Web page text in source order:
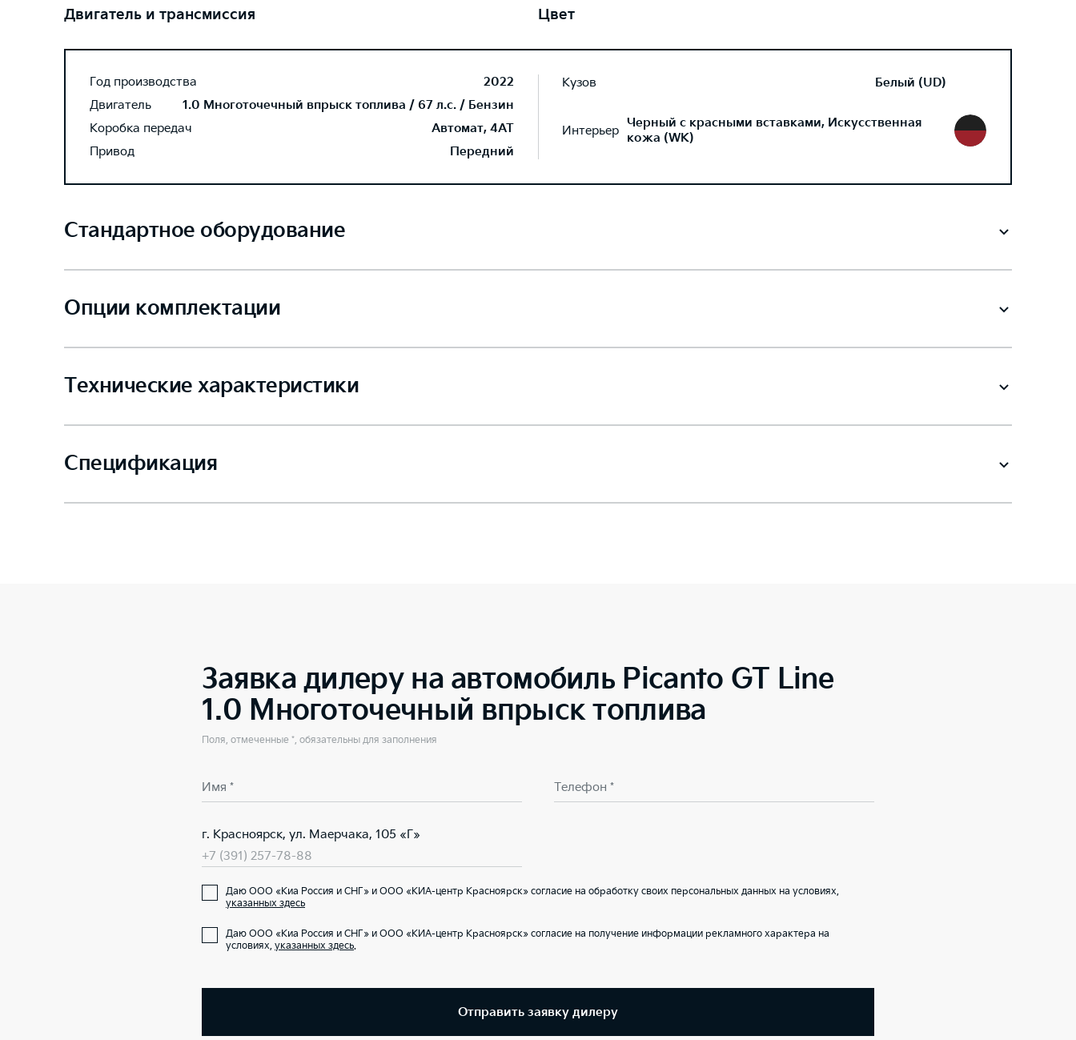
Двигатель и трансмиссия
Год производства
2022
Двигатель
1.0 Многоточечный впрыск топлива / 67 л.с. / Бензин
Коробка передач
Автомат, 4AT
Привод
Передний
Цвет
Кузов Белый (UD)
Интерьер Черный с красными вставками, Искусственная
кожа (WK)
Стандартное оборудование
Опции комплектации
Технические характеристики
Спецификация
Заявка дилеру на автомобиль Picanto GT Line
1.0 Многоточечный впрыск топлива
Поля, отмеченные *, обязательны для заполнения
Имя * Телефон *
г. Красноярск, ул. Маерчака, 105 «Г»
+7 (391) 257-78-88
Даю ООО «Киа Россия и СНГ» и ООО «КИА-центр Красноярск» согласие на обработку своих персональных данных на условиях,
указанных здесь
Даю ООО «Киа Россия и СНГ» и ООО «КИА-центр Красноярск» согласие на получение информации рекламного характера на
условиях, указанных здесь.
Отправить заявку дилеру